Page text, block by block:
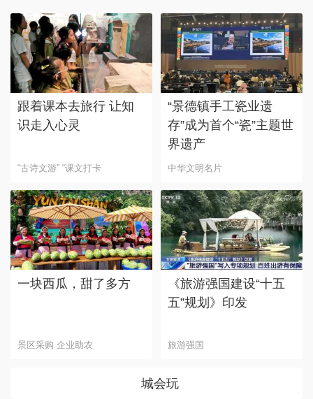
跟着课本去旅行 让知
识走入心灵
“古诗文游” “课文打卡
“景德镇手工瓷业遗
存”成为首个“瓷”主题世
界遗产
中华文明名片
一块西瓜，甜了多方
景区采购 企业助农
《旅游强国建设“十五
五”规划》印发
旅游强国
城会玩